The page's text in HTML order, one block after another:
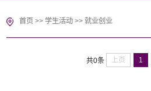
首页 >>学生活动 >>就业创业
共0条 上页 1